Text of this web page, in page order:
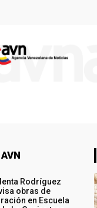
Rodríguez
obras de
en Escuela